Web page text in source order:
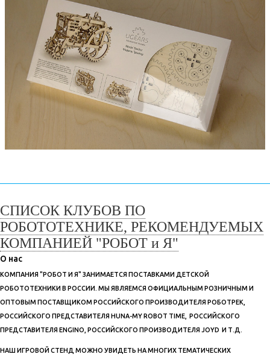
СПИСОК КЛУБОВ ПО
РОБОТОТЕХНИКЕ, РЕКОМЕНДУЕМЫХ
КОМПАНИЕЙ "РОБОТ и Я"
О нас
КОМПАНИЯ "РОБОТ И Я" ЗАНИМАЕТСЯ ПОСТАВКАМИ ДЕТСКОЙ
РОБОТОТЕХНИКИ В РОССИИ. МЫ ЯВЛЯЕМСЯ ОФИЦИАЛЬНЫМ РОЗНИЧНЫМ И
ОПТОВЫМ ПОСТАВЩИКОМ РОССИЙСКОГО ПРОИЗВОДИТЕЛЯ РОБОТРЕК,
РОССИЙСКОГО ПРЕДСТАВИТЕЛЯ HUNA-MY ROBOT TIME, РОССИЙСКОГО
ПРЕДСТАВИТЕЛЯ ENGINO, РОССИЙСКОГО ПРОИЗВОДИТЕЛЯ JOYD И Т.Д.
НАШ ИГРОВОЙ СТЕНД МОЖНО УВИДЕТЬ НА МНОГИХ ТЕМАТИЧЕСКИХ